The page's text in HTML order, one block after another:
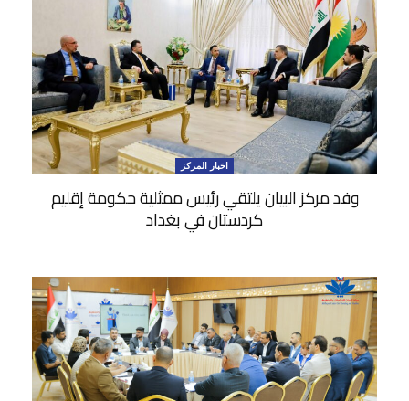
اخبار المركز
وفد مركز البيان يلتقي رئيس ممثلية حكومة إقليم
كردستان في بغداد